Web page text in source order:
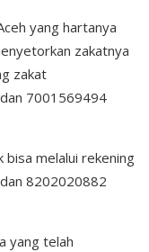
yang hartanya
zakatnya
zakat
7001569494
bisa melalui rekening
8202020882
yang telah